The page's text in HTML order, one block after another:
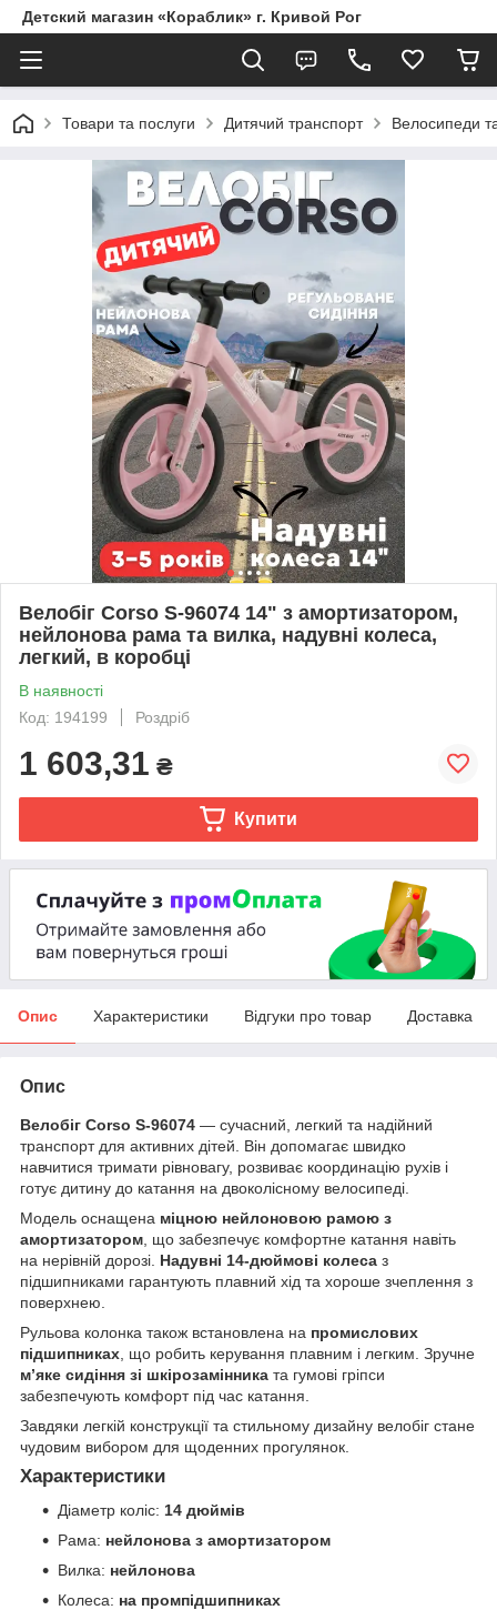
Детский магазин «Кораблик» г. Кривой Рог
Товари та послуги Дитячий транспорт Велосипеди
Велобіг Corso S-96074 14" з амортизатором,
нейлонова рама та вилка, надувні колеса,
легкий, в коробці
В наявності
Код: 194199
Роздріб
1 603,31 ₴
Купити
Опис Характеристики Відгуки про товар Доставка
Опис
Велобіг Corso S-96074 — сучасний, легкий та надійний
транспорт для активних дітей. Він допомагає швидко
навчитися тримати рівновагу, розвиває координацію рухів і
готує дитину до катання на двоколісному велосипеді.
Модель оснащена міцною нейлоновою рамою з
амортизатором, що забезпечує комфортне катання навіть
на нерівній дорозі. Надувні 14-дюймові колеса з
підшипниками гарантують плавний хід та хороше зчеплення з
поверхнею.
Рульова колонка також встановлена на промислових
підшипниках, що робить керування плавним і легким. Зручне
м’яке сидіння зі шкірозамінника та гумові гріпси
забезпечують комфорт під час катання.
Завдяки легкій конструкції та стильному дизайну велобіг стане
чудовим вибором для щоденних прогулянок.
Характеристики
Діаметр коліс: 14 дюймів
Рама: нейлонова з амортизатором
Вилка: нейлонова
Колеса: на промпідшипниках